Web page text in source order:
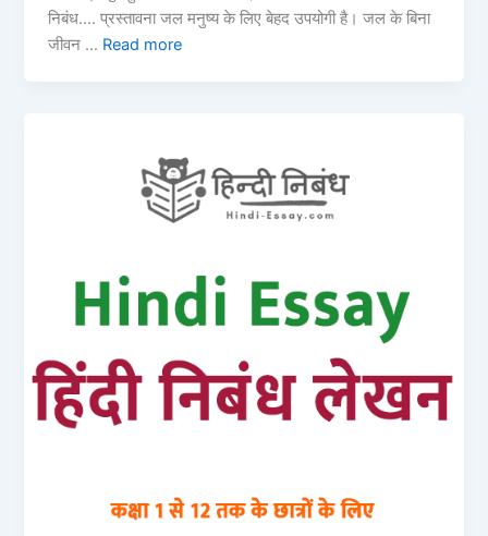
निबंध…. प्रस्तावना जल मनुष्य के लिए बेहद उपयोगी है। जल के बिना
जीवन … Read more